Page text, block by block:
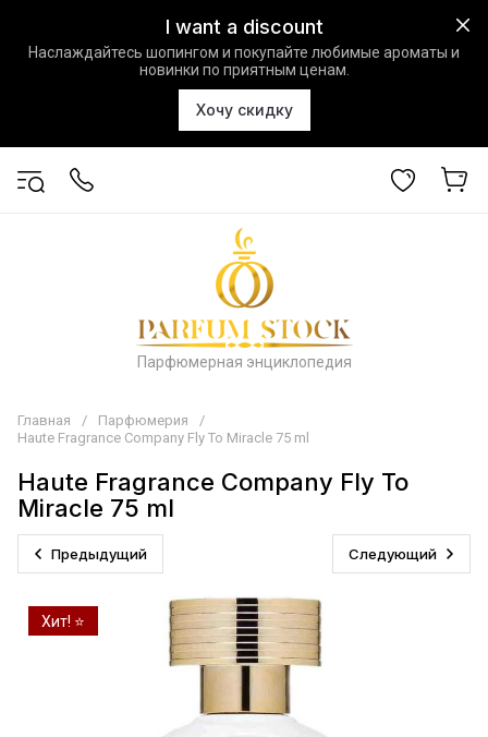
I want a discount
Наслаждайтесь шопингом и покупайте любимые ароматы и
новинки по приятным ценам.
Хочу скидку
Парфюмерная энциклопедия
Главная / Парфюмерия
/
Haute Fragrance Company Fly To Miracle 75 ml
Haute Fragrance Company Fly To
Miracle 75 ml
Предыдущий Следующий
Хит! ⭐️